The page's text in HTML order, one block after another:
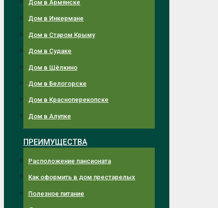
Дом в Армянске
Дом в Инкермане
Дом в Старом Крыму
Дом в Судаке
Дом в Щёлкино
Дом в Белогорске
Дом в Красноперекопске
Дом в Алупке
ПРЕИМУЩЕСТВА
Расположение пансионата
Как оформить в дом престарелых
Полезное питание